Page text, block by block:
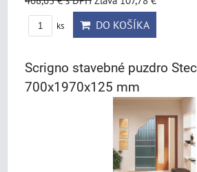
ks DO KOŠÍKA
Scrigno stavebné puzdro
700x1970x125 mm